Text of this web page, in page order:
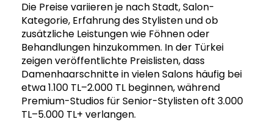
Die Preise variieren je nach Stadt, Salon-
Kategorie, Erfahrung des Stylisten und ob
zusätzliche Leistungen wie Föhnen oder
Behandlungen hinzukommen. In der Türkei
zeigen veröffentlichte Preislisten, dass
Damenhaarschnitte in vielen Salons häufig bei
etwa 1.100 TL–2.000 TL beginnen, während
Premium-Studios für Senior-Stylisten oft 3.000
TL–5.000 TL+ verlangen.